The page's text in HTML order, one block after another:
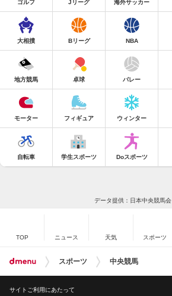
ゴルフ Jリーグ 海外サッカー
大相撲 Bリーグ NBA
地方競馬 卓球 バレー
モーター フィギュア ウィンター
自転車 学生スポーツ Doスポーツ
データ提供：日本中央競馬会
TOP ニュース 天気 スポーツ
スポーツ 中央競馬
サイトご利用にあたって